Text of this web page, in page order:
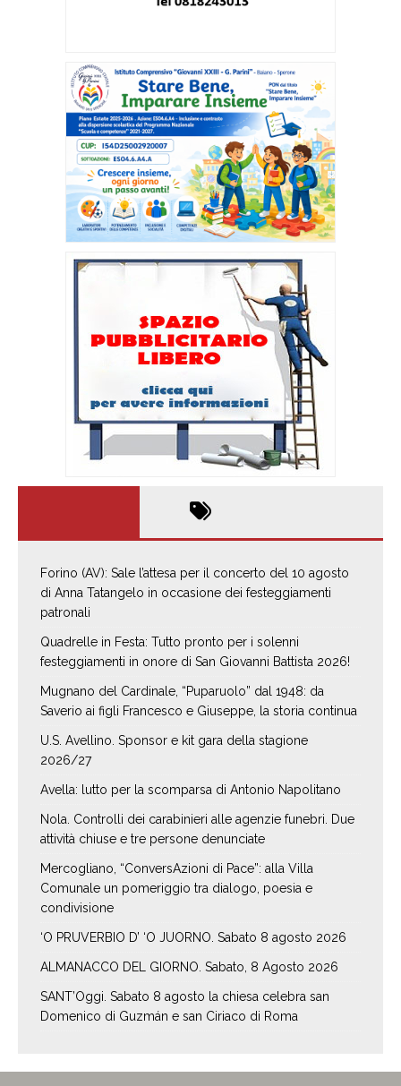
Forino (AV): Sale l’attesa per il concerto del 10 agosto
di Anna Tatangelo in occasione dei festeggiamenti
patronali
Quadrelle in Festa: Tutto pronto per i solenni
festeggiamenti in onore di San Giovanni Battista 2026!
Mugnano del Cardinale, “Puparuolo” dal 1948: da
Saverio ai figli Francesco e Giuseppe, la storia continua
U.S. Avellino. Sponsor e kit gara della stagione
2026/27
Avella: lutto per la scomparsa di Antonio Napolitano
Nola. Controlli dei carabinieri alle agenzie funebri. Due
attività chiuse e tre persone denunciate
Mercogliano, “ConversAzioni di Pace”: alla Villa
Comunale un pomeriggio tra dialogo, poesia e
condivisione
‘O PRUVERBIO D’ ‘O JUORNO. Sabato 8 agosto 2026
ALMANACCO DEL GIORNO. Sabato, 8 Agosto 2026
SANT’Oggi. Sabato 8 agosto la chiesa celebra san
Domenico di Guzmán e san Ciriaco di Roma